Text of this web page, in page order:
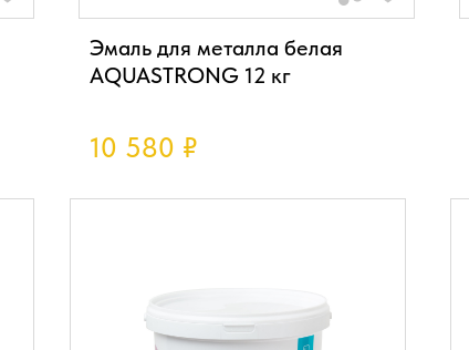
Эмаль для металла белая
AQUASTRONG 12 кг
10 580 ₽